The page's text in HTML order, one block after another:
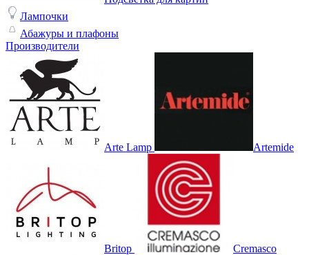
Лампочки
Абажуры и плафоны
Производители
Arte Lamp Artemide
Britop Cremasco